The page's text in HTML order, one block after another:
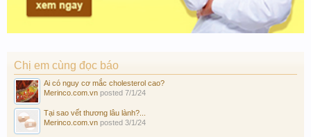
Chị em cùng đọc báo
Ai có nguy cơ mắc cholesterol cao?
Merinco.com.vn posted 7/1/24
Tại sao vết thương lâu lành?...
Merinco.com.vn posted 3/1/24